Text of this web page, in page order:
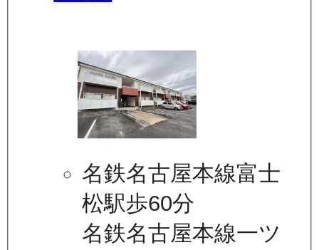
名鉄名古屋本線富士
松駅歩60分
名鉄名古屋本線一ツ